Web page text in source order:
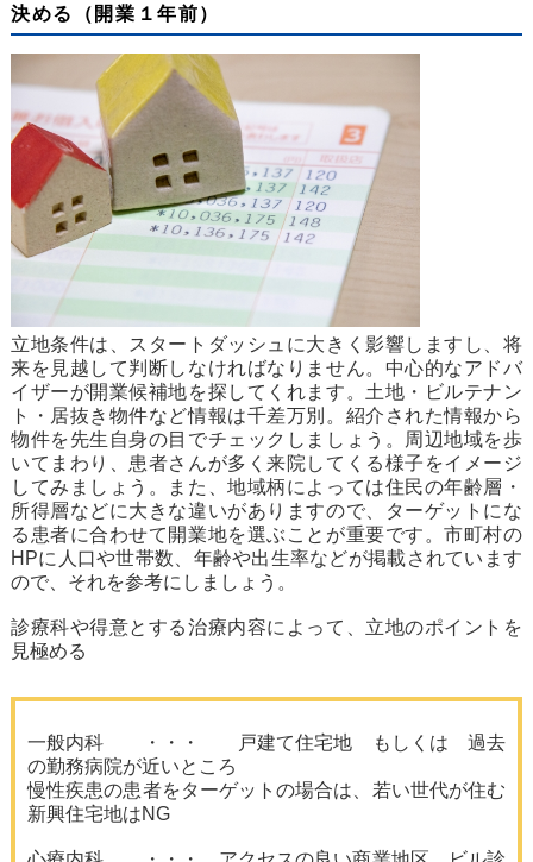
決める（開業１年前）
立地条件は、スタートダッシュに大きく影響しますし、将
来を見越して判断しなければなりません。中心的なアドバ
イザーが開業候補地を探してくれます。土地・ビルテナン
ト・居抜き物件など情報は千差万別。紹介された情報から
物件を先生自身の目でチェックしましょう。周辺地域を歩
いてまわり、患者さんが多く来院してくる様子をイメージ
してみましょう。また、地域柄によっては住民の年齢層・
所得層などに大きな違いがありますので、ターゲットにな
る患者に合わせて開業地を選ぶことが重要です。市町村の
HPに人口や世帯数、年齢や出生率などが掲載されています
ので、それを参考にしましょう。
診療科や得意とする治療内容によって、立地のポイントを
見極める
一般内科 ・・・ 戸建て住宅地 もしくは 過去
の勤務病院が近いところ
慢性疾患の患者をターゲットの場合は、若い世代が住む
新興住宅地はNG